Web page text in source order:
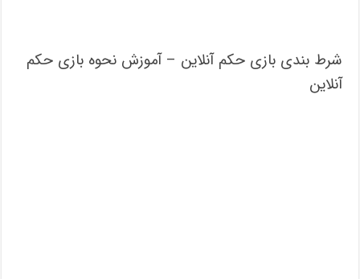
شرط بندی بازی حکم آنلاین – آموزش نحوه بازی حکم
آنلاین